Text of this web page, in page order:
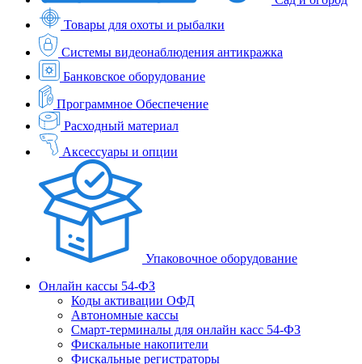
Товары для охоты и рыбалки
Системы видеонаблюдения антикражка
Банковское оборудование
Программное Обеспечение
Расходный материал
Аксессуары и опции
Упаковочное оборудование
Онлайн кассы 54-ФЗ
Коды активации ОФД
Автономные кассы
Смарт-терминалы для онлайн касс 54-ФЗ
Фискальные накопители
Фискальные регистраторы